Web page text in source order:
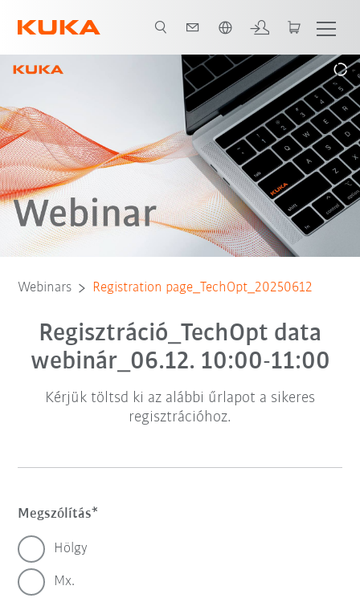
Webinars Registration page_TechOpt_20250612
Regisztráció_TechOpt data
webinár_06.12. 10:00-11:00
Kérjük töltsd ki az alábbi űrlapot a sikeres
regisztrációhoz.
Megszólítás
Hölgy
Mx.